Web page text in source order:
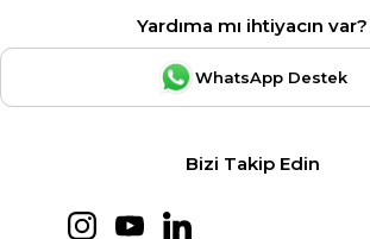
Yardıma mı ihtiyacın var?
WhatsApp Destek
Bizi Takip Edin